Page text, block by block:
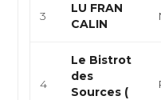
3
LU FRAN
CALIN
4
Le Bistrot
des
Sources (